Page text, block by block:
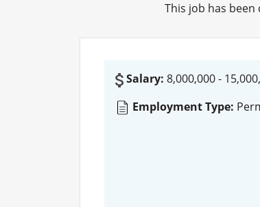
This job has
Salary: 8,000,000 -
Employment Type: